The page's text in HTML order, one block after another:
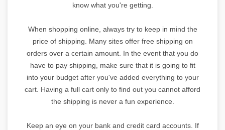
know what you're getting.
When shopping online, always try to keep in mind the
price of shipping. Many sites offer free shipping on
orders over a certain amount. In the event that you do
have to pay shipping, make sure that it is going to fit
into your budget after you've added everything to your
cart. Having a full cart only to find out you cannot afford
the shipping is never a fun experience.
Keep an eye on your bank and credit card accounts. If